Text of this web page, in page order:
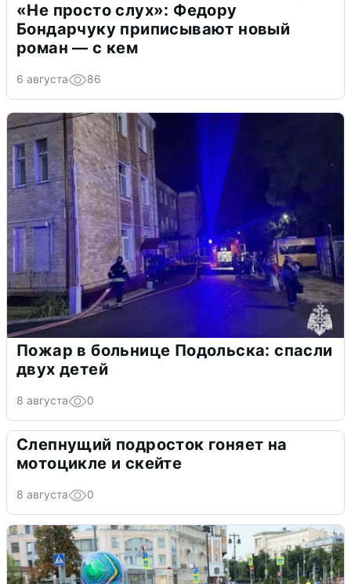
«Не просто слух»: Федору
Бондарчуку приписывают новый
роман — с кем
6 августа 86
Пожар в больнице Подольска: спасли
двух детей
8 августа 0
Слепнущий подросток гоняет на
мотоцикле и скейте
8 августа 0